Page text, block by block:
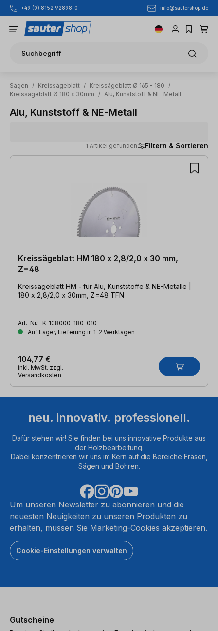
Zum Hauptinhalt springen
+49 (0) 8152 92898-0 info@sautershop.de
Suchbegriff
Sägen / Kreissägeblatt / Kreissägeblatt Ø 165 - 180
/
Kreissägeblatt Ø 180 x 30mm
/ Alu, Kunststoff & NE-Metall
Alu, Kunststoff & NE-Metall
1 Artikel gefunden Filtern & Sortieren
1 Artikel gefunden
Kreissägeblatt HM 180 x 2,8/2,0 x 30 mm,
Z=48
Kreissägeblatt HM - für Alu, Kunststoffe & NE-Metalle |
180 x 2,8/2,0 x 30mm, Z=48 TFN
Art.-Nr.: K-108000-180-010
Auf Lager, Lieferung in 1-2 Werktagen
104,77 €
inkl. MwSt. zzgl.
Versandkosten
neu. innovativ. professionell.
Dafür stehen wir! Sie finden bei uns innovative Produkte aus
der Holzbearbeitung.
Dabei konzentrieren wir uns im Kern auf die Bereiche Fräsen,
Sägen und Bohren.
Um unseren Newsletter zu abonnieren und die
neuesten Neuigkeiten zu unseren Produkten zu
erhalten, müssen Sie Marketing-Cookies akzeptieren.
Cookie-Einstellungen verwalten
Gutscheine